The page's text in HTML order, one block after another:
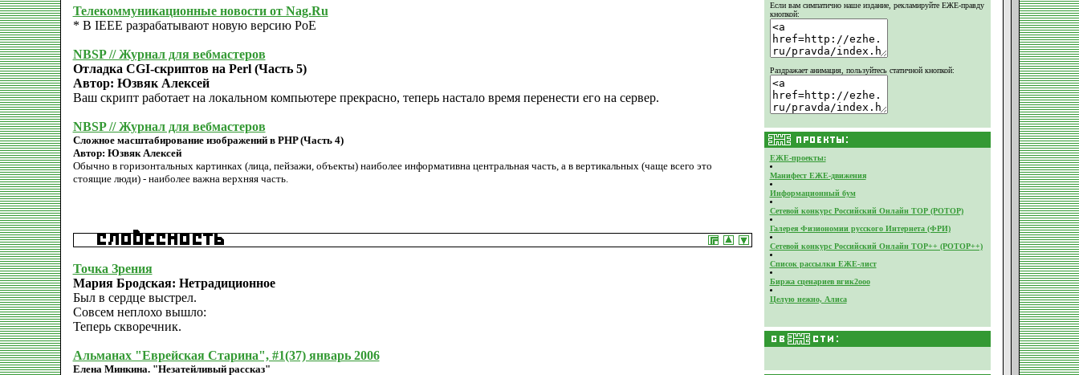
Телекоммуникационные новости от Nag.Ru
* В IEEE разрабатывают новую версию PoE
NBSP // Журнал для вебмастеров
Отладка CGI-скриптов на Perl (Часть 5)
Автор: Юзвяк Алексей
Ваш скрипт работает на локальном компьютере прекрасно, теперь настало время перенести его на сервер.
NBSP // Журнал для вебмастеров
Сложное масштабирование изображений в PHP (Часть 4)
Автор: Юзвяк Алексей
Обычно в горизонтальных картинках (лица, пейзажи, объекты) наиболее информативна центральная часть, а в вертикальных (чаще всего это
стоящие люди) - наиболее важна верхняя часть.
Точка Зрения
Мария Бродская: Нетрадиционное
Был в сердце выстрел.
Совсем неплохо вышло:
Теперь скворечник.
Альманах "Еврейская Старина", #1(37) январь 2006
Елена Минкина. "Незатейливый рассказ"
Если вам симпатично наше издание, рекламируйте ЕЖЕ-правду
кнопкой:
Раздражает анимация, пользуйтесь статичной кнопкой:
ЕЖЕ-проекты:
Манифест ЕЖЕ-движения
Информационный бум
Сетевой конкурс Российский Онлайн ТОР (РОТОР)
Галерея Физиономии русского Интернета (ФРИ)
Сетевой конкурс Российский Онлайн ТОР++ (РОТОР++)
Список рассылки ЕЖЕ-лист
Биржа сценариев вгик2ооо
Целую нежно, Алиса